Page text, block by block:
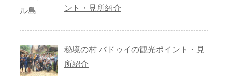
ント・見所紹介
秘境の村 バドゥイの観光ポイント・見
所紹介